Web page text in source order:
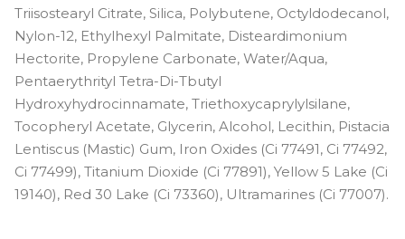
Triisostearyl Citrate, Silica, Polybutene, Octyldodecanol,
Nylon-12, Ethylhexyl Palmitate, Disteardimonium
Hectorite, Propylene Carbonate, Water/Aqua,
Pentaerythrityl Tetra-Di-Tbutyl
Hydroxyhydrocinnamate, Triethoxycaprylylsilane,
Tocopheryl Acetate, Glycerin, Alcohol, Lecithin, Pistacia
Lentiscus (Mastic) Gum, Iron Oxides (Ci 77491, Ci 77492,
Ci 77499), Titanium Dioxide (Ci 77891), Yellow 5 Lake (Ci
19140), Red 30 Lake (Ci 73360), Ultramarines (Ci 77007).